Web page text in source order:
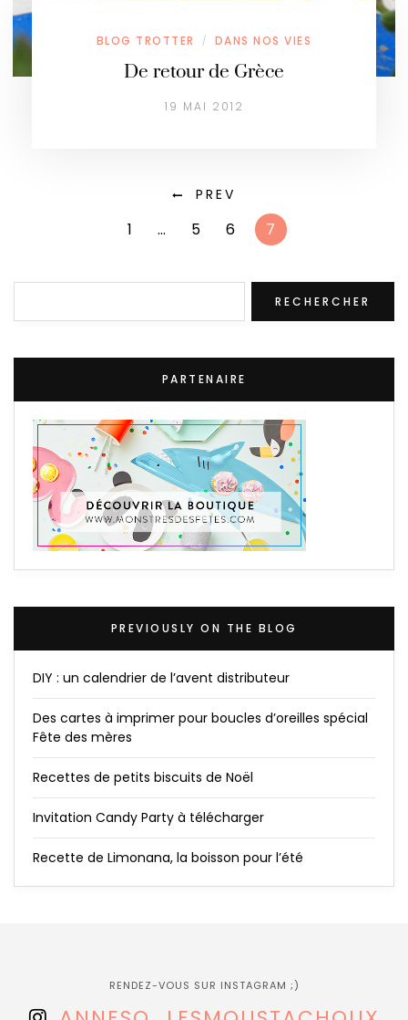
BLOG TROTTER / DANS NOS VIES
De retour de Grèce
19 MAI 2012
PREV
1 … 5 6 7
RECHERCHER
PARTENAIRE
PREVIOUSLY ON THE BLOG
DIY : un calendrier de l’avent distributeur
Des cartes à imprimer pour boucles d’oreilles spécial
Fête des mères
Recettes de petits biscuits de Noël
Invitation Candy Party à télécharger
Recette de Limonana, la boisson pour l’été
RENDEZ-VOUS SUR INSTAGRAM ;)